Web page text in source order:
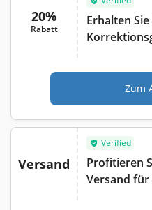
20%
Rabatt
Erhalten
Zum
Versand
Verified
Profitieren
Versand für